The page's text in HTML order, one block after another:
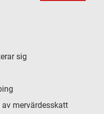
sig
mervärdesskatt